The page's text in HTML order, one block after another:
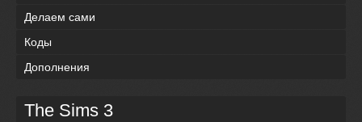
Делаем сами
Коды
Дополнения
The Sims 3